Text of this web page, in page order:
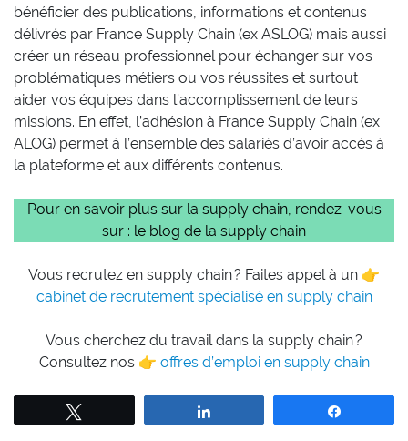
bénéficier des publications, informations et contenus
délivrés par France Supply Chain (ex ASLOG) mais aussi
créer un réseau professionnel pour échanger sur vos
problématiques métiers ou vos réussites et surtout
aider vos équipes dans l’accomplissement de leurs
missions. En effet, l’adhésion à France Supply Chain (ex
ALOG) permet à l’ensemble des salariés d’avoir accès à
la plateforme et aux différents contenus.
Pour en savoir plus sur la supply chain, rendez-vous
sur : le blog de la supply chain
Vous recrutez en supply chain ? Faites appel à un 👉
cabinet de recrutement spécialisé en supply chain
Vous cherchez du travail dans la supply chain ?
Consultez nos 👉 offres d’emploi en supply chain